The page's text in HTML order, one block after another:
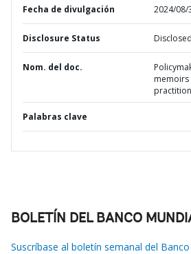
Fecha de divulgación 2024/08/
Disclosure Status Disclosed
Nom. del doc.
memoirs
Palabras clave
BOLETÍN DEL BANCO
Suscríbase al boletín semanal del